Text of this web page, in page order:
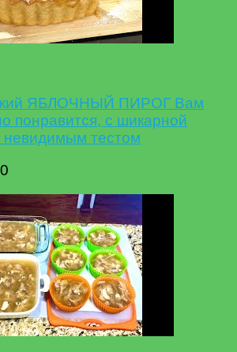
ЯБЛОЧНЫЙ ПИРОГ Вам
понравится, с шикарной
невидимым тестом